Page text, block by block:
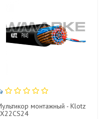
монтажный - Klotz